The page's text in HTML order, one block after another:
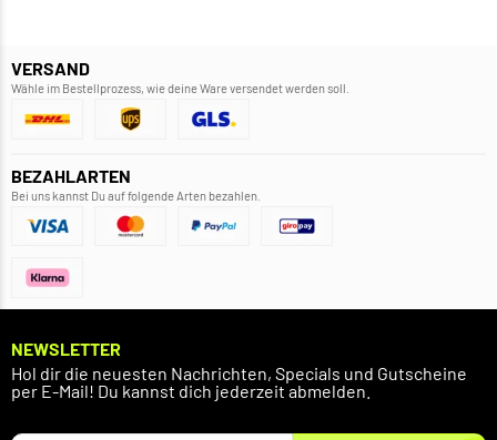
VERSAND
Wähle im Bestellprozess, wie deine Ware versendet werden soll.
BEZAHLARTEN
Bei uns kannst Du auf folgende Arten bezahlen.
NEWSLETTER
Hol dir die neuesten Nachrichten, Specials und Gutscheine
per E-Mail! Du kannst dich jederzeit abmelden.